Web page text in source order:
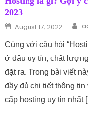
2023
Posted on
August 17, 2022
Cùng với câu hỏi
ở đâu uy tín, chất
đặt ra. Trong bài viết
đầy đủ chi tiết thông
cấp hosting uy tín nhất